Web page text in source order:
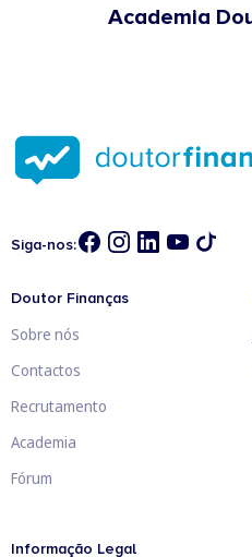
Academia
Siga-nos:
Doutor Finanças
Sobre nós
Contactos
Recrutamento
Academia
Fórum
Informação Legal